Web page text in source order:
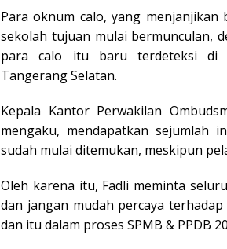
Para oknum calo, yang menjanjikan
sekolah tujuan mulai bermunculan,
para calo itu baru terdeteksi di
Tangerang Selatan.
Kepala Kantor Perwakilan
mengaku, mendapatkan sejumlah
sudah mulai ditemukan, meskipun
Oleh karena itu, Fadli meminta
dan jangan mudah percaya
dan itu dalam proses SPMB & PPDB